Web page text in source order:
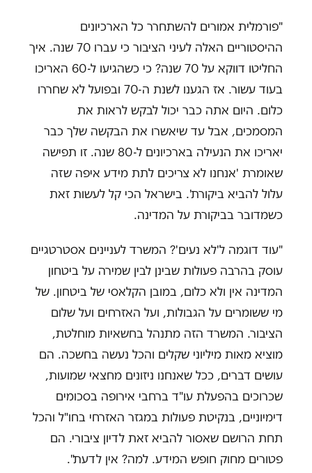
"פורמלית אמורים להשתחרר כל הארכיונים
ההיסטוריים האלה לעיני הציבור כי עברו 70 שנה. איך
החליטו דווקא על 70 שנה? כי כשהגיעו ל-60 האריכו
בעוד עשור. אז הגענו לשנת ה-70 ובפועל לא שחררו
כלום. היום אתה כבר יכול לבקש לראות את
המסמכים, אבל עד שיאשרו את הבקשה שלך כבר
יאריכו את הנעילה בארכיונים ל-80 שנה. זו תפישה
שאומרת 'אנחנו לא צריכים לתת מידע איפה שזה
עלול להביא ביקורת'. בישראל הכי קל לעשות זאת
כשמדובר בביקורת על המדינה.
"עוד דוגמה ל'לא נעים'? המשרד לעניינים אסטרטגיים
עוסק בהרבה פעולות שבינן לבין שמירה על ביטחון
המדינה אין ולא כלום, במובן הקלאסי של ביטחון. של
מי ששומרים על הגבולות, ועל האזרחים ועל שלום
הציבור. המשרד הזה מתנהל בחשאיות מוחלטת,
מוציא מאות מיליוני שקלים והכל נעשה בחשכה. הם
עושים דברים, ככל שאנחנו ניזונים מחצאי שמועות,
שכרוכים בהפעלת עו"ד ברחבי אירופה בסכומים
דימיוניים, בנקיטת פעולות במגזר האזרחי בחו"ל והכל
תחת הרושם שאסור להביא זאת לדיון ציבורי. הם
פטורים מחוק חופש המידע. למה? אין לדעת".